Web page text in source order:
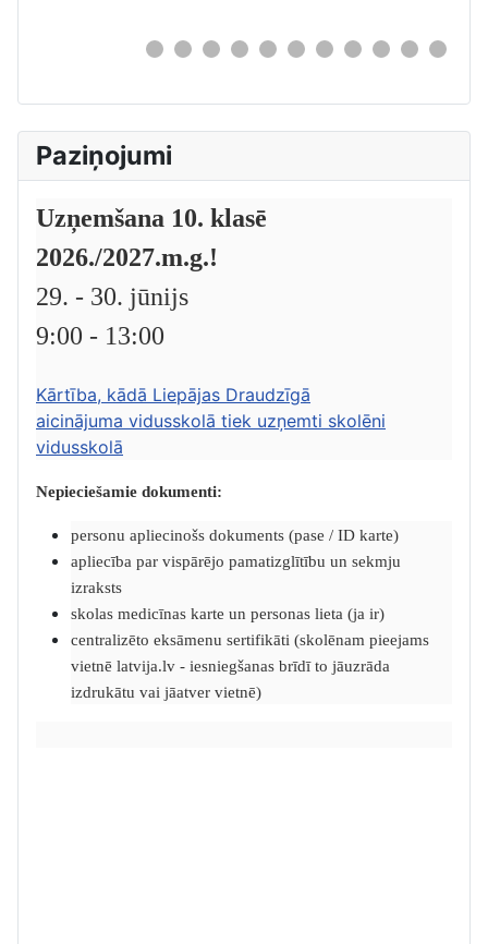
Paziņojumi
Uzņemšana 10. klasē
2026./2027.m.g.!
29. - 30. jūnijs
9:00 - 13:00
Kārtība, kādā Liepājas Draudzīgā
aicinājuma vidusskolā tiek uzņemti skolēni
vidusskolā
Nepieciešamie dokumenti:
personu apliecinošs dokuments (pase / ID karte)
apliecība par vispārējo pamatizglītību un sekmju
izraksts
skolas medicīnas karte un personas lieta (ja ir)
centralizēto eksāmenu sertifikāti (skolēnam pieejams
vietnē latvija.lv - iesniegšanas brīdī to jāuzrāda
izdrukātu vai jāatver vietnē)